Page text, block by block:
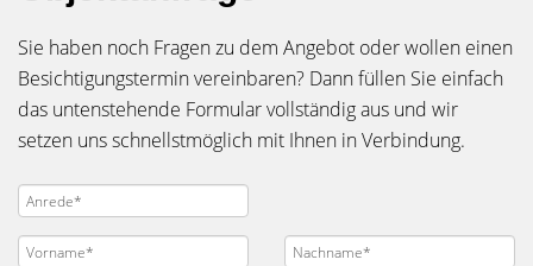
Sie haben noch Fragen zu dem Angebot oder wollen einen
Besichtigungstermin vereinbaren? Dann füllen Sie einfach
das untenstehende Formular vollständig aus und wir
setzen uns schnellstmöglich mit Ihnen in Verbindung.